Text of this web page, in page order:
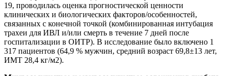
19, проводилась оценка прогностической ценности
клинических и биологических факторов/особенностей,
связанных с конечной точкой (комбинированная интубация
трахеи для ИВЛ и/или смерть в течение 7 дней после
госпитализации в ОИТР). В исследование было включено 1
317 пациентов (64,9 % мужчин, средний возраст 69,8±13 лет,
ИМТ 28,4 кг/м2).